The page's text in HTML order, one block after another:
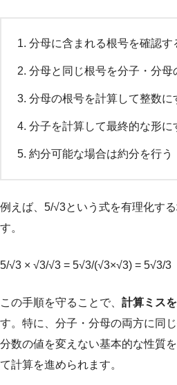
分母に含まれる根号を確認す
分母と同じ根号を分子・分母
分母の根号を計算して整数に
分子を計算して最終的な形に
約分可能な場合は約分を行う
例えば、5/√3という式を有理化す
す。
5/√3 × √3/√3 = 5√3/(√3×√3) = 5√3/3
この手順を守ることで、 計算ミス
す。特に、分子・分母の両方に同
分数の値を変えない基本的な性質
て計算を進められます。